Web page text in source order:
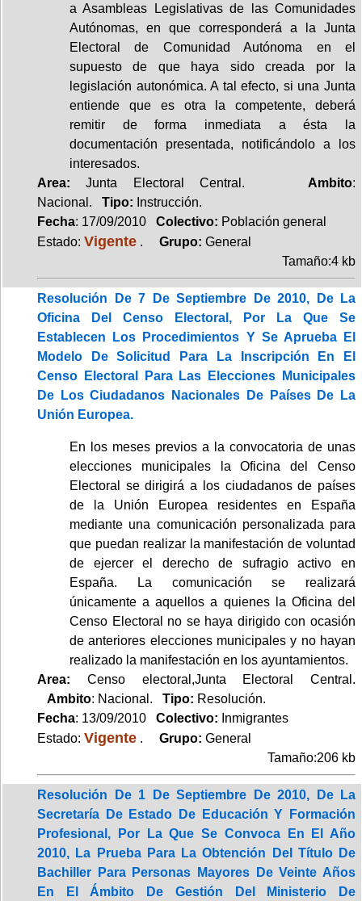
a Asambleas Legislativas de las Comunidades
Autónomas, en que corresponderá a la Junta
Electoral de Comunidad Autónoma en el
supuesto de que haya sido creada por la
legislación autonómica. A tal efecto, si una Junta
entiende que es otra la competente, deberá
remitir de forma inmediata a ésta la
documentación presentada, notificándolo a los
interesados.
Area: Junta Electoral Central. Ambito:
Nacional. Tipo: Instrucción.
Fecha: 17/09/2010 Colectivo: Población general
Estado: Vigente . Grupo: General
Tamaño:4 kb
Resolución De 7 De Septiembre De 2010, De La
Oficina Del Censo Electoral, Por La Que Se
Establecen Los Procedimientos Y Se Aprueba El
Modelo De Solicitud Para La Inscripción En El
Censo Electoral Para Las Elecciones Municipales
De Los Ciudadanos Nacionales De Países De La
Unión Europea.
En los meses previos a la convocatoria de unas
elecciones municipales la Oficina del Censo
Electoral se dirigirá a los ciudadanos de países
de la Unión Europea residentes en España
mediante una comunicación personalizada para
que puedan realizar la manifestación de voluntad
de ejercer el derecho de sufragio activo en
España. La comunicación se realizará
únicamente a aquellos a quienes la Oficina del
Censo Electoral no se haya dirigido con ocasión
de anteriores elecciones municipales y no hayan
realizado la manifestación en los ayuntamientos.
Area: Censo electoral,Junta Electoral Central.
Ambito: Nacional. Tipo: Resolución.
Fecha: 13/09/2010 Colectivo: Inmigrantes
Estado: Vigente . Grupo: General
Tamaño:206 kb
Resolución De 1 De Septiembre De 2010, De La
Secretaría De Estado De Educación Y Formación
Profesional, Por La Que Se Convoca En El Año
2010, La Prueba Para La Obtención Del Título De
Bachiller Para Personas Mayores De Veinte Años
En El Ámbito De Gestión Del Ministerio De